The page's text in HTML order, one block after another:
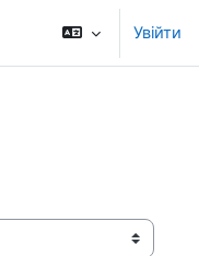
Увійти